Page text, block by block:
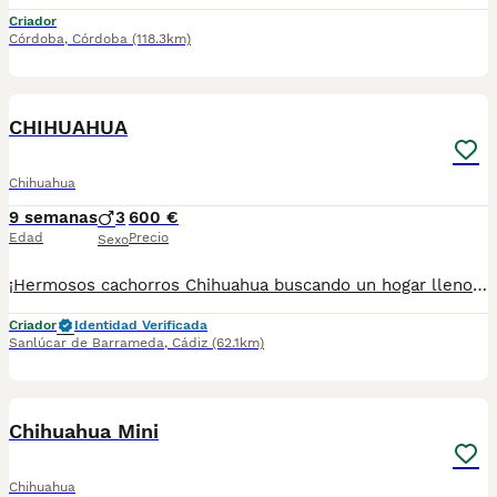
Criador
Córdoba, Córdoba (118.3km)
CHIHUAHUA
Chihuahua
9 semanas
Edad
3
Sexo
600 €
Precio
¡Hermosos cachorros Chihuahua buscando un hogar lleno de amor! ❤️ ✨ Excelente calidad. ✨ Muy juguetones, cariñosos y sociables. ✨ Ideales para compañía. ✨ Tamaño pequeño, perfectos para casa o departamento. 📍 Se entregan sanos y en excelentes condiciones. 📲 Para más información sobre disponibilidad, precio y apartados, envía mensaje privado o comunícate al 624 082 2074. ¡No pierdas la oportunidad de llevar a casa un pequeño compañero que llenará tu vida de amor! 🐾💙
Criador
Identidad Verificada
Sanlúcar de Barrameda, Cádiz (62.1km)
Chihuahua Mini
Chihuahua